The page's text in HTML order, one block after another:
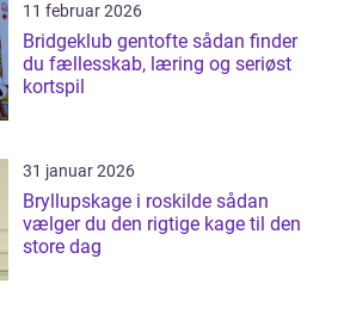
11 februar 2026
Bridgeklub gentofte sådan finder
du fællesskab, læring og seriøst
kortspil
31 januar 2026
Bryllupskage i roskilde sådan
vælger du den rigtige kage til den
store dag